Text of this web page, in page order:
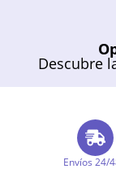
Descubre
Envíos 24/